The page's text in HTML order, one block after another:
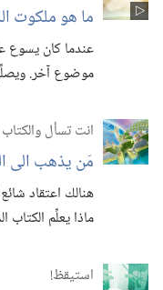
ما هو ملكوت
عندما كان يسوع
موضوع آخر.‏
انت تسأل
مَن يذهب الى
هنالك اعتقاد
ماذا يعلِّم
استيقظ‏!‏